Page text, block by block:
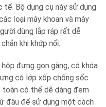
Bộ dụng cụ này sử dụng
loại máy khoan và máy
dùng lắp ráp rất dễ
khi khớp nối.
đựng gọn gàng, có khóa
có lớp xốp chống sốc
toàn có thể dễ dàng đem
đâu để sử dụng một cách